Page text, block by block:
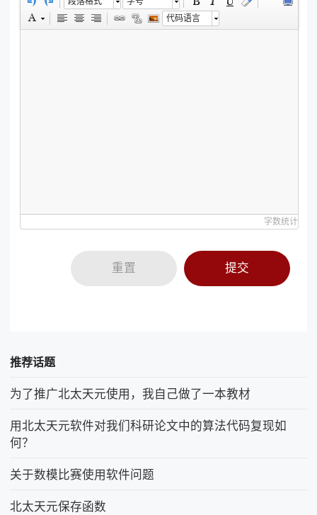
代码语言
字数统计
重置 提交
推荐话题
为了推广北太天元使用，我自己做了一本教材
用北太天元软件对我们科研论文中的算法代码复现如
何？
关于数模比赛使用软件问题
北太天元保存函数